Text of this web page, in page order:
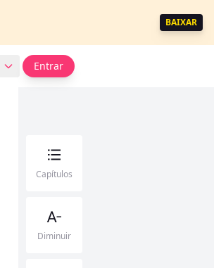
BAIXAR
Entrar
Capítulos
Diminuir